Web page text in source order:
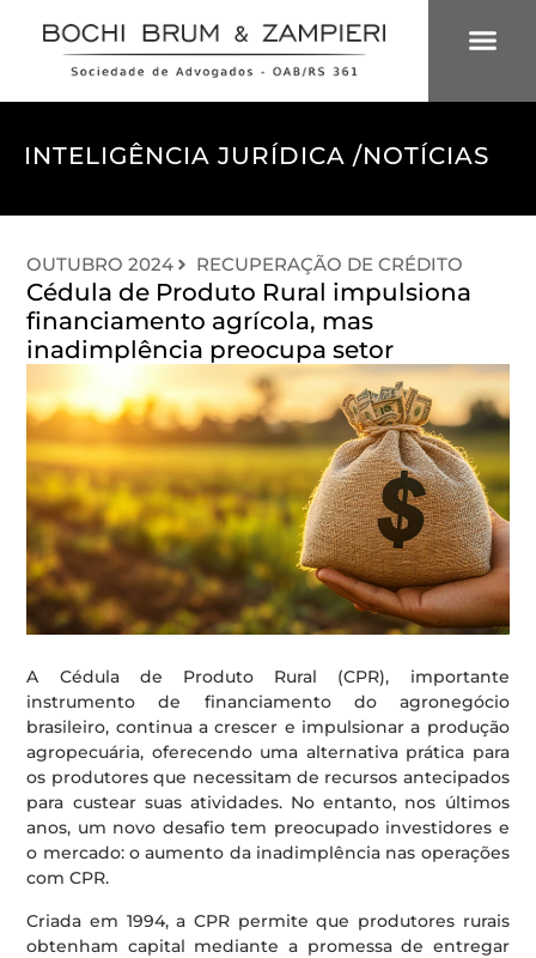
INTELIGÊNCIA JURÍDICA /NOTÍCIAS
OUTUBRO 2024 RECUPERAÇÃO DE CRÉDITO
Cédula de Produto Rural impulsiona
financiamento agrícola, mas
inadimplência preocupa setor
A Cédula de Produto Rural (CPR), importante
instrumento de financiamento do agronegócio
brasileiro, continua a crescer e impulsionar a produção
agropecuária, oferecendo uma alternativa prática para
os produtores que necessitam de recursos antecipados
para custear suas atividades. No entanto, nos últimos
anos, um novo desafio tem preocupado investidores e
o mercado: o aumento da inadimplência nas operações
com CPR.
Criada em 1994, a CPR permite que produtores rurais
obtenham capital mediante a promessa de entregar